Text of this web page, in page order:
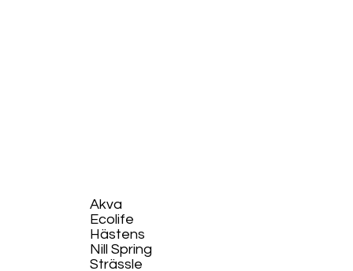
Akva
Ecolife​
Hästens
Nill Spring
Strässle